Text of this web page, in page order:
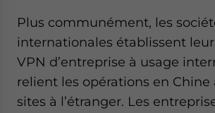
Plus communément, les
internationales établissent
VPN d’entreprise à usage
relient les opérations en Chine
sites à l’étranger. Les